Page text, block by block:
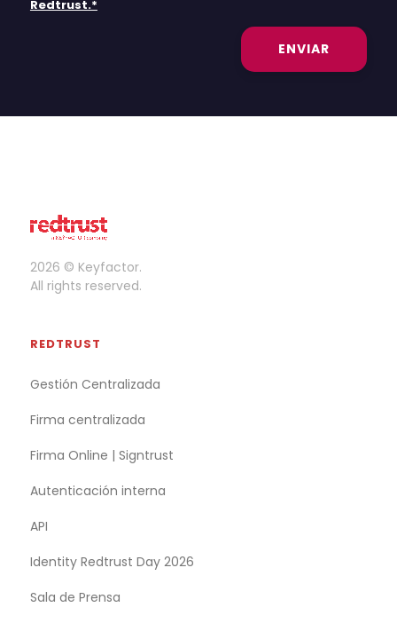
Redtrust.*
ENVIAR
2026 © Keyfactor.
All rights reserved.
REDTRUST
Gestión Centralizada
Firma centralizada
Firma Online | Signtrust
Autenticación interna
API
Identity Redtrust Day 2026
Sala de Prensa